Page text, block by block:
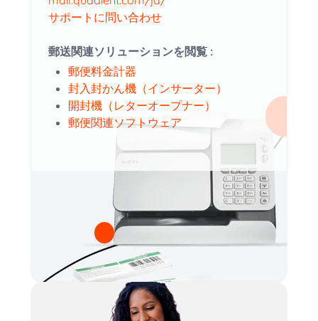
サポートに問い合わせ
郵送関連ソリューションを閲覧 :
郵便料金計器
封入封かん機（インサーター）
開封機（レターオープナー）
郵便関連ソフトウェア